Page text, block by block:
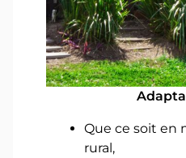
Que ce soit en
rural,